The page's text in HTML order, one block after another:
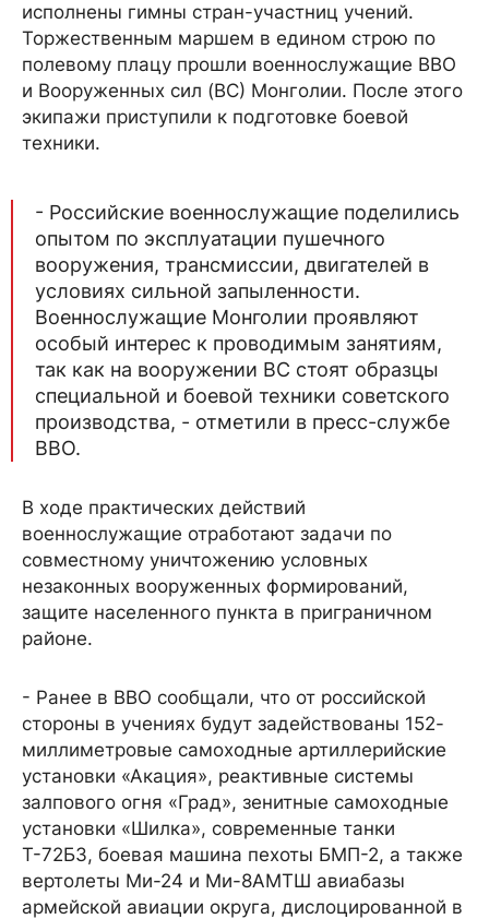
исполнены гимны стран-участниц учений.
Торжественным маршем в едином строю по
полевому плацу прошли военнослужащие ВВО
и Вооруженных сил (ВС) Монголии. После этого
экипажи приступили к подготовке боевой
техники.
- Российские военнослужащие поделились
опытом по эксплуатации пушечного
вооружения, трансмиссии, двигателей в
условиях сильной запыленности.
Военнослужащие Монголии проявляют
особый интерес к проводимым занятиям,
так как на вооружении ВС стоят образцы
специальной и боевой техники советского
производства, - отметили в пресс-службе
ВВО.
В ходе практических действий
военнослужащие отработают задачи по
совместному уничтожению условных
незаконных вооруженных формирований,
защите населенного пункта в приграничном
районе.
- Ранее в ВВО сообщали, что от российской
стороны в учениях будут задействованы 152-
миллиметровые самоходные артиллерийские
установки «Акация», реактивные системы
залпового огня «Град», зенитные самоходные
установки «Шилка», современные танки
Т-72Б3, боевая машина пехоты БМП-2, а также
вертолеты Ми-24 и Ми-8АМТШ авиабазы
армейской авиации округа, дислоцированной в